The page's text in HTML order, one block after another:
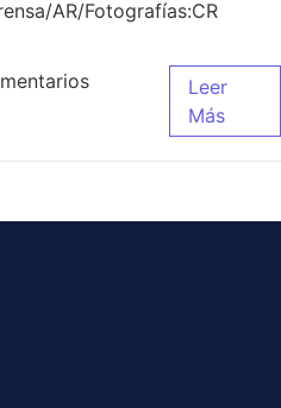
AR/Fotografías:CR
Leer
Más